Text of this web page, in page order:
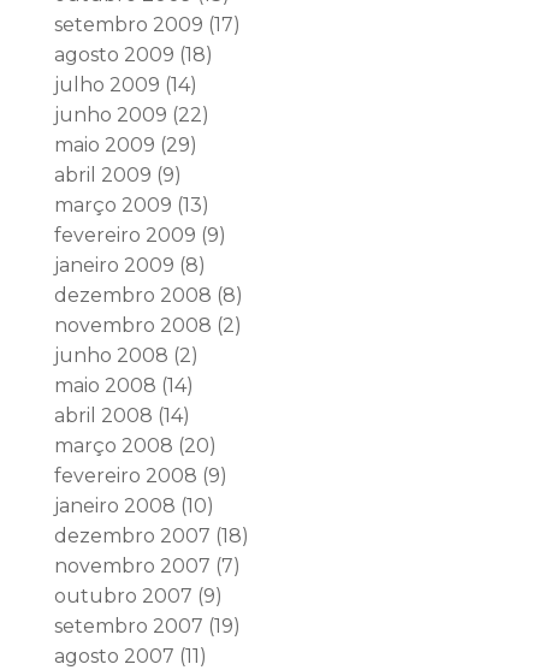
setembro 2009 (17)
agosto 2009 (18)
julho 2009 (14)
junho 2009 (22)
maio 2009 (29)
abril 2009 (9)
março 2009 (13)
fevereiro 2009 (9)
janeiro 2009 (8)
dezembro 2008 (8)
novembro 2008 (2)
junho 2008 (2)
maio 2008 (14)
abril 2008 (14)
março 2008 (20)
fevereiro 2008 (9)
janeiro 2008 (10)
dezembro 2007 (18)
novembro 2007 (7)
outubro 2007 (9)
setembro 2007 (19)
agosto 2007 (11)